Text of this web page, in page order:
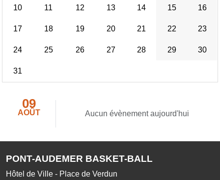
10 11 12 13 14 15 16
17 18 19 20 21 22 23
24 25 26 27 28 29 30
31
09
AOÛT Aucun évènement aujourd'hui
PONT-AUDEMER BASKET-BALL
Hôtel de Ville - Place de Verdun